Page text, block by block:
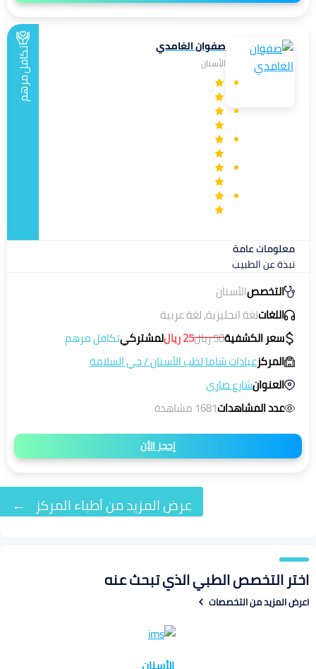
صفوان الغامدي
الأسنان تكافل
مرهم
معلومات عامة
نبذة عن الطبيب
التخصصالأسنان
اللغاتلغة انجليزية, لغة عربية
سعر الكشفية50ريال25رياللمشتركيتكافل مرهم
المركزعيادات شاما لطب الأسنان/حي السلامة
العنوانشارع صاري
عدد المشاهدات1681 مشاهدة
إحجز الأن
عرض المزيد من أطباء المركز ←
اختر التخصص الطبي الذي تبحث عنه
اعرض المزيد من التخصصات